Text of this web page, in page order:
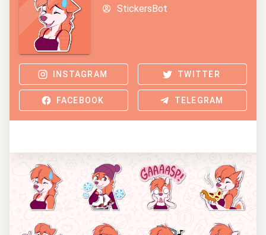
StickersBot
INSTAGRAM TWITTER
FACEBOOK TELEGRAM